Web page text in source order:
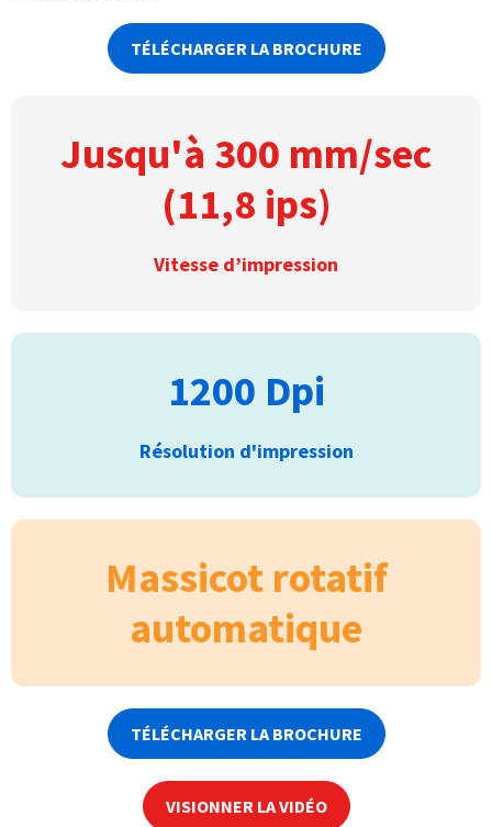
TÉLÉCHARGER LA BROCHURE
Jusqu'à 300 mm/sec
(11,8 ips)
Vitesse d’impression
1200 Dpi
Résolution d'impression
Massicot rotatif
automatique
TÉLÉCHARGER LA BROCHURE
VISIONNER LA VIDÉO